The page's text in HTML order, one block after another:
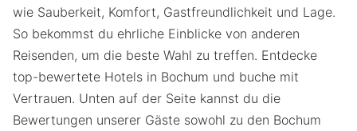
wie Sauberkeit, Komfort, Gastfreundlichkeit und Lage.
So bekommst du ehrliche Einblicke von anderen
Reisenden, um die beste Wahl zu treffen. Entdecke
top-bewertete Hotels in Bochum und buche mit
Vertrauen. Unten auf der Seite kannst du die
Bewertungen unserer Gäste sowohl zu den Bochum